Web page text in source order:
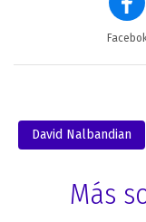
David Nalbandian
Más